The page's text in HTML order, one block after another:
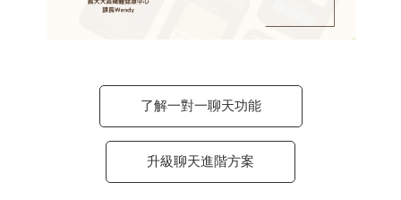
了解一對一聊天功能
升級聊天進階方案